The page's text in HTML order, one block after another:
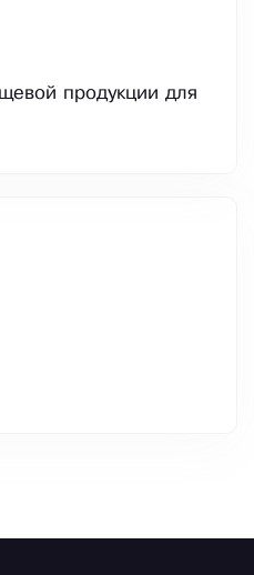
продукции для